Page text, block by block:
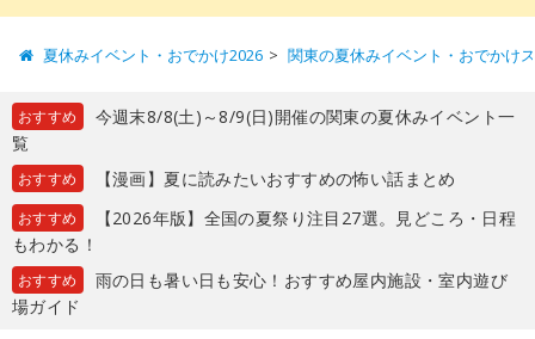
夏休みイベント・おでかけ2026 関東の夏休みイベント・おでかけ
おすすめ
今週末8/8(土)～8/9(日)開催の関東の夏休みイベント一
覧
おすすめ 【漫画】夏に読みたいおすすめの怖い話まとめ
おすすめ
【2026年版】全国の夏祭り注目27選。見どころ・日程
もわかる！
おすすめ
雨の日も暑い日も安心！おすすめ屋内施設・室内遊び
場ガイド